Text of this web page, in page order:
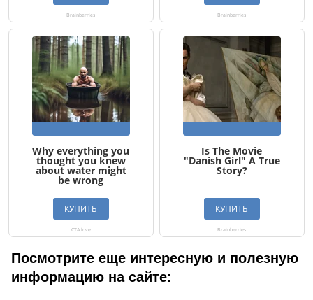
Посмотрите еще интересную и полезную
информацию на сайте: